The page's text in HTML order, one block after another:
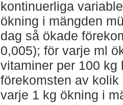
kontinuerliga
ökning i mängden
dag så ökade
0,005); för varje ml
vitaminer per 100 kg
förekomsten av
varje 1 kg ökning i